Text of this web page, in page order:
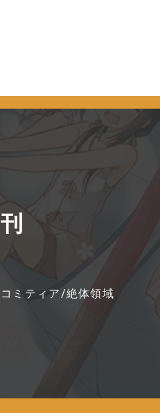
コミティア/絶体領域